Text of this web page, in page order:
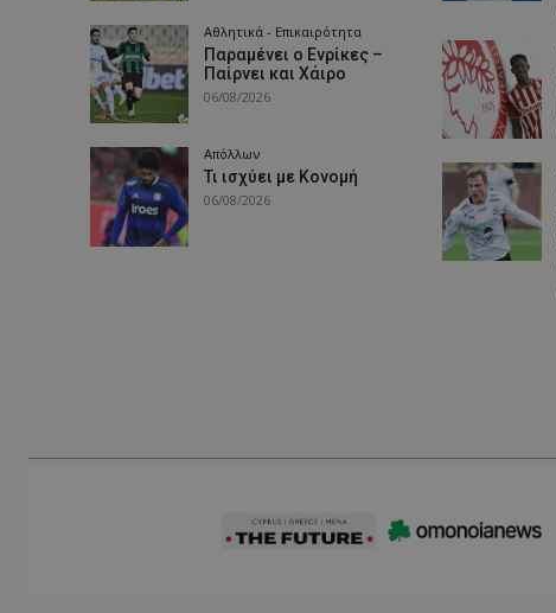
Αθλητικά - Επικαιρότητα
Παραμένει ο Ενρίκες –
Παίρνει και Χάιρο
06/08/2026
Απόλλων
Τι ισχύει με Κονομή
06/08/2026